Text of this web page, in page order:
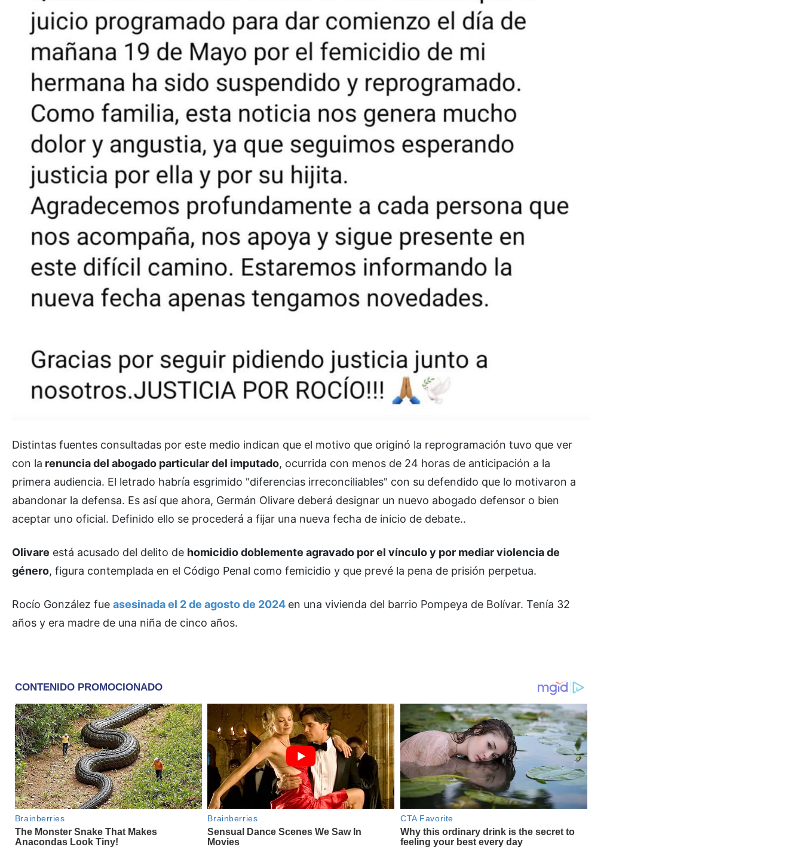
Distintas fuentes consultadas por este medio indican que el motivo que originó la reprogramación tuvo que ver
con la renuncia del abogado particular del imputado, ocurrida con menos de 24 horas de anticipación a la
primera audiencia. El letrado habría esgrimido "diferencias irreconciliables" con su defendido que lo motivaron a
abandonar la defensa. Es así que ahora, Germán Olivare deberá designar un nuevo abogado defensor o bien
aceptar uno oficial. Definido ello se procederá a fijar una nueva fecha de inicio de debate..
Olivare está acusado del delito de homicidio doblemente agravado por el vínculo y por mediar violencia de
género, figura contemplada en el Código Penal como femicidio y que prevé la pena de prisión perpetua.
Rocío González fue asesinada el 2 de agosto de 2024 en una vivienda del barrio Pompeya de Bolívar. Tenía 32
años y era madre de una niña de cinco años.